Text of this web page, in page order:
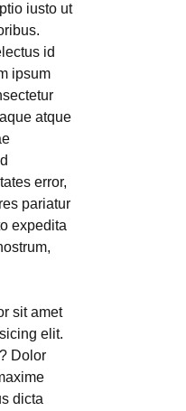
iusto ut
id
ipsum
atque
error,
pariatur
expedita
sit amet
elit.
Dolor
dicta